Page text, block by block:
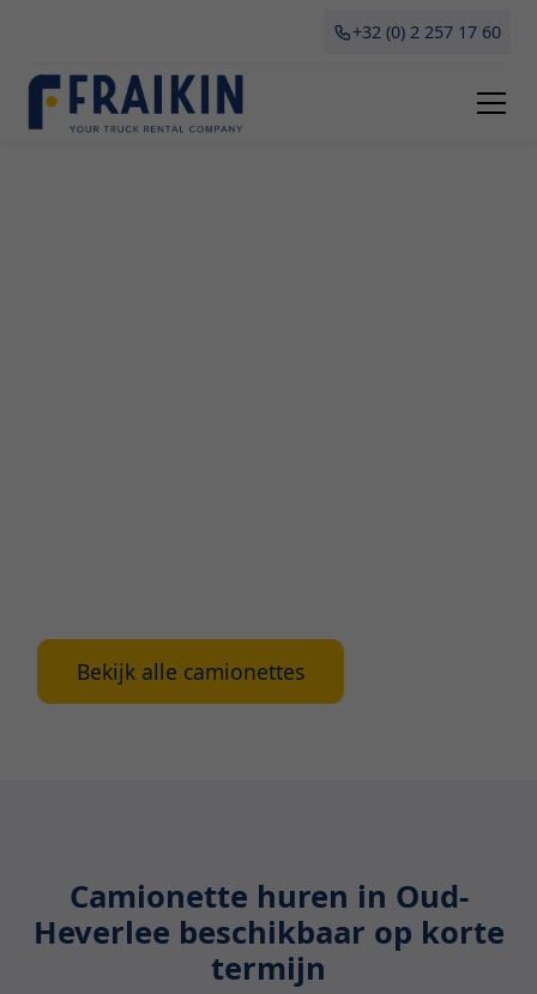
+32 (0) 2 257 17 60
Bekijk alle camionettes
Camionette huren in Oud-
Heverlee beschikbaar op korte
termijn